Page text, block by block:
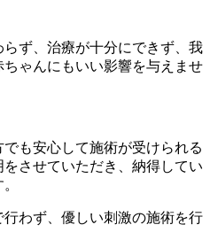
ず、治療が十分にできず、我
ゃんにもいい影響を与えませ
も安心して施術が受けられる
させていただき、納得してい
わず、優しい刺激の施術を行